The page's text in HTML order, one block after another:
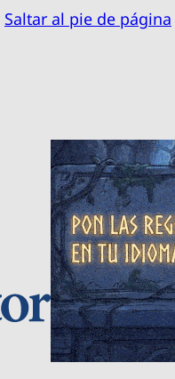
Saltar al pie de página